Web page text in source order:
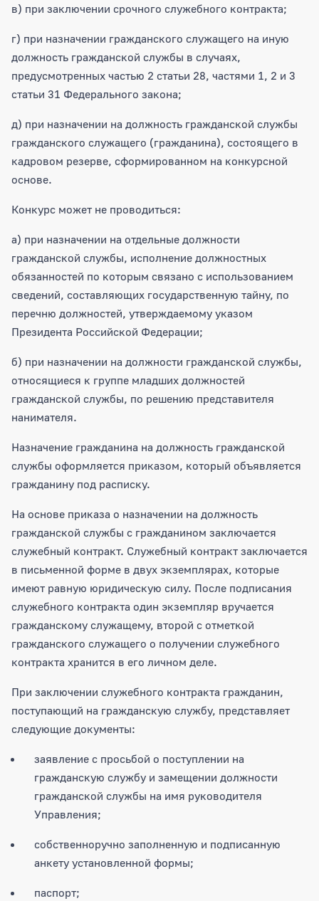
в) при заключении срочного служебного контракта;
г) при назначении гражданского служащего на иную
должность гражданской службы в случаях,
предусмотренных частью 2 статьи 28, частями 1, 2 и 3
статьи 31 Федерального закона;
д) при назначении на должность гражданской службы
гражданского служащего (гражданина), состоящего в
кадровом резерве, сформированном на конкурсной
основе.
Конкурс может не проводиться:
а) при назначении на отдельные должности
гражданской службы, исполнение должностных
обязанностей по которым связано с использованием
сведений, составляющих государственную тайну, по
перечню должностей, утверждаемому указом
Президента Российской Федерации;
б) при назначении на должности гражданской службы,
относящиеся к группе младших должностей
гражданской службы, по решению представителя
нанимателя.
Назначение гражданина на должность гражданской
службы оформляется приказом, который объявляется
гражданину под расписку.
На основе приказа о назначении на должность
гражданской службы с гражданином заключается
служебный контракт. Служебный контракт заключается
в письменной форме в двух экземплярах, которые
имеют равную юридическую силу. После подписания
служебного контракта один экземпляр вручается
гражданскому служащему, второй с отметкой
гражданского служащего о получении служебного
контракта хранится в его личном деле.
При заключении служебного контракта гражданин,
поступающий на гражданскую службу, представляет
следующие документы:
заявление с просьбой о поступлении на
гражданскую службу и замещении должности
гражданской службы на имя руководителя
Управления;
собственноручно заполненную и подписанную
анкету установленной формы;
паспорт;